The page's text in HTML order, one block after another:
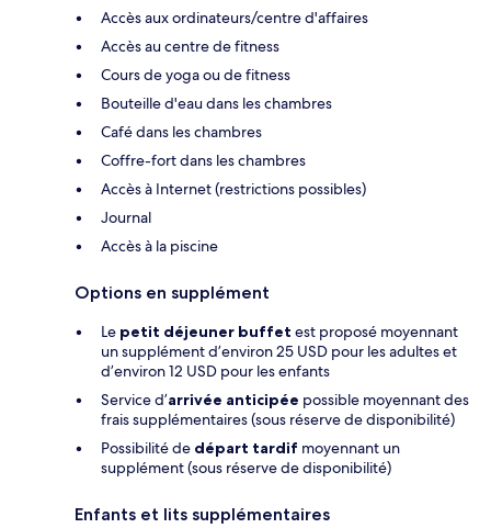
Accès aux ordinateurs/centre d'affaires
Accès au centre de fitness
Cours de yoga ou de fitness
Bouteille d'eau dans les chambres
Café dans les chambres
Coffre-fort dans les chambres
Accès à Internet (restrictions possibles)
Journal
Accès à la piscine
Options en supplément
Le petit déjeuner buffet est proposé moyennant
un supplément d’environ 25 USD pour les adultes et
d’environ 12 USD pour les enfants
Service d’arrivée anticipée possible moyennant des
frais supplémentaires (sous réserve de disponibilité)
Possibilité de départ tardif moyennant un
supplément (sous réserve de disponibilité)
Enfants et lits supplémentaires